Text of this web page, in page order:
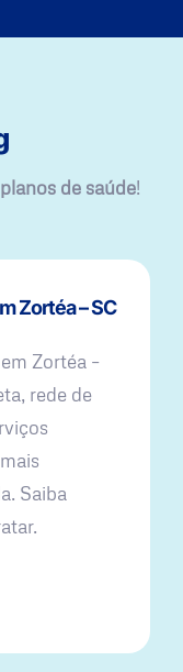
de saúde!
Zortéa – SC
Zortéa –
rede de
Saiba